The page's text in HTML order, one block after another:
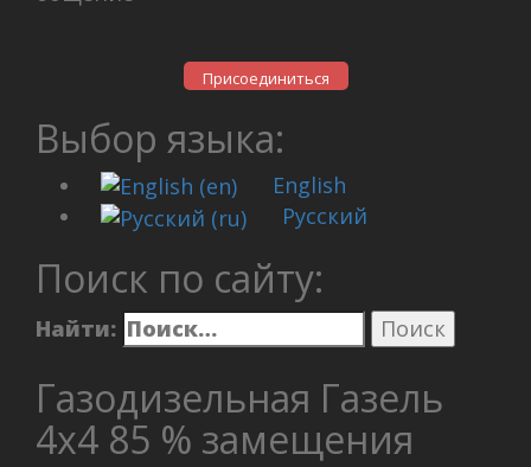
Присоединиться
Выбор языка:
English
Русский
Поиск по сайту:
Найти:
Газодизельная Газель
4х4 85 % замещения